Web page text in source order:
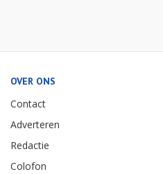
OVER ONS
Contact
Adverteren
Redactie
Colofon